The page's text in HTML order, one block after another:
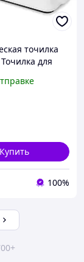
точилка
для
Ручное
Купить
100%